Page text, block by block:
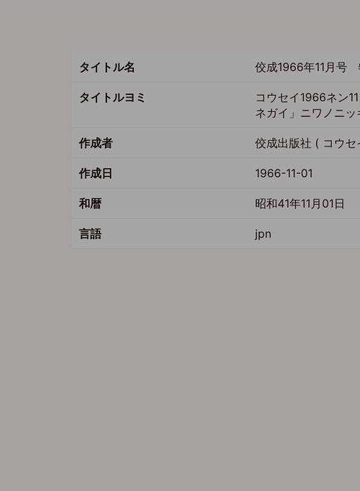
タイトル名 佼成1966年11月号
タイトルヨミ
コウセイ1966ネン
ネガイ」ニワノニッ
作成者 佼成出版社 ( コウ
作成日 1966-11-01
和暦 昭和41年11月01日
言語 jpn